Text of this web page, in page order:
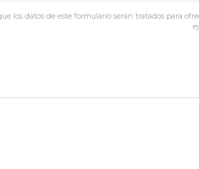
los datos de este formulario serán tratados para